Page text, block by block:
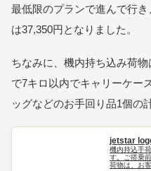
最低限のプランで進んで行
は37,350円となりました。
ちなみに、機内持ち込み荷
で7キロ以内でキャリーケー
ッグなどのお手回り品1個の
jetstar
機内持込手
す。ご搭乗
荷物は、お